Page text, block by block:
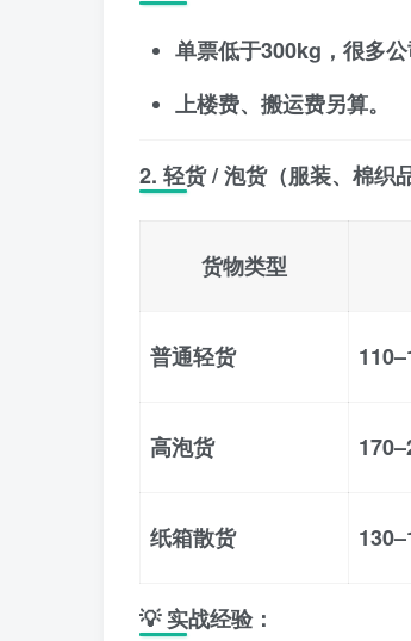
单票低于300kg，很多
上楼费、搬运费另算。
2. 轻货 / 泡货（服装、棉织
货物类型
普通轻货
高泡货
纸箱散货
💡 实战经验：